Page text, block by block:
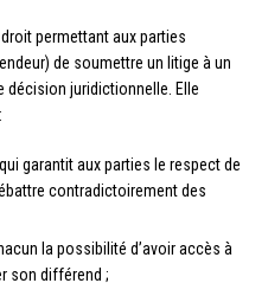
permettant aux parties
de soumettre un litige à un
décision juridictionnelle. Elle
garantit aux parties le respect de
contradictoirement des
la possibilité d’avoir accès à
son différend ;